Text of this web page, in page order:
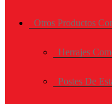
Otros Productos
Herrajes
Postes De